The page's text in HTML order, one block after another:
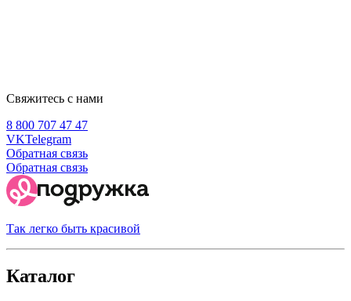
Свяжитесь с нами
8 800 707 47 47
VKTelegram
Обратная связь
Обратная связь
Так легко быть красивой
Каталог